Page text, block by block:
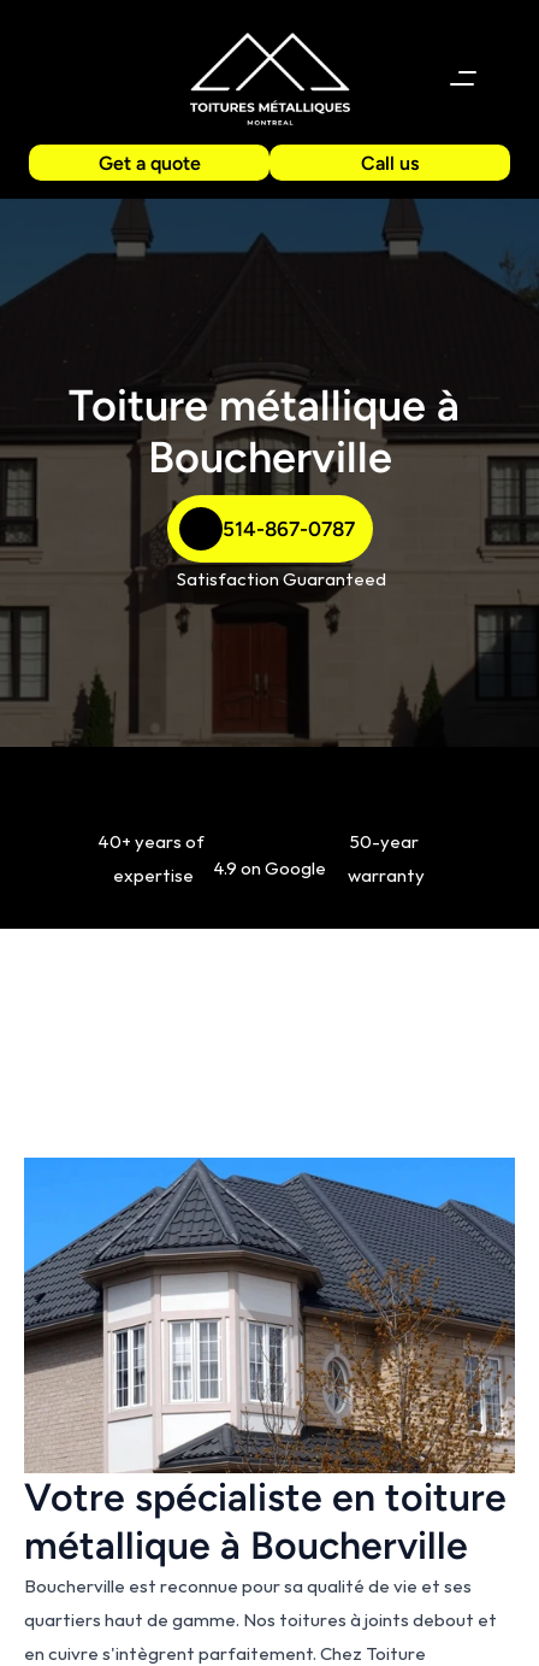
Get a quote Call us
Toiture métallique à
Boucherville
514-867-0787
Satisfaction Guaranteed
40+ years of
expertise
4.9 on Google
50-year
warranty
Votre spécialiste en toiture
métallique à Boucherville
Boucherville est reconnue pour sa qualité de vie et ses
quartiers haut de gamme. Nos toitures à joints debout et
en cuivre s'intègrent parfaitement. Chez Toiture